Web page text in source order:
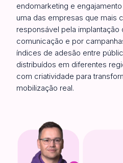
endomarketing e
uma das empresas que mais
responsável pela
comunicação e por
índices de adesão entre
distribuídos em diferentes
com criatividade para
mobilização real.